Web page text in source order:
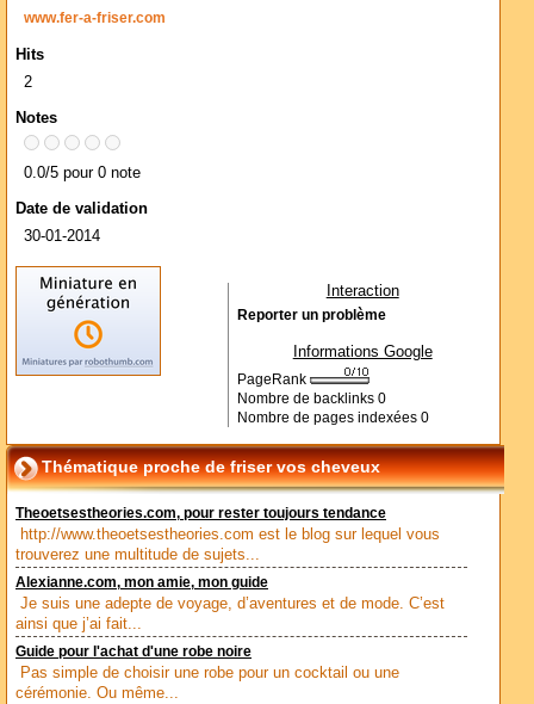
www.fer-a-friser.com
Hits
2
Notes
0.0/5 pour 0 note
Date de validation
30-01-2014
Interaction
Reporter un problème
Informations Google
PageRank
Nombre de backlinks 0
Nombre de pages indexées 0
Thématique proche de friser vos cheveux
Theoetsestheories.com, pour rester toujours tendance
http://www.theoetsestheories.com est le blog sur lequel vous
trouverez une multitude de sujets...
Alexianne.com, mon amie, mon guide
Je suis une adepte de voyage, d’aventures et de mode. C’est
ainsi que j’ai fait...
Guide pour l'achat d'une robe noire
Pas simple de choisir une robe pour un cocktail ou une
cérémonie. Ou même...